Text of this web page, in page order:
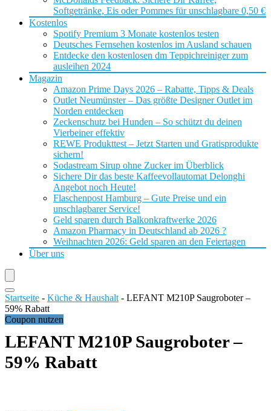
Softgetränke, Eis oder Pommes für unschlagbare 0,50 €
Kostenlos
Spotify Premium 3 Monate kostenlos testen
Deutsches Fernsehen kostenlos im Ausland schauen
Entdecke den kostenlosen dm Teppichreiniger zum
ausleihen 2024
Magazin
Amazon Prime Days 2026 – Rabatte, Tipps & Deals
Outlet Neumünster – Das größte Designer Outlet im
Norden entdecken
Zeckenschutz bei Hunden – So schützt du deinen
Vierbeiner effektiv
REWE Produkttest – Jetzt Starten und Gratisprodukte
sichern!
Sodastream Sirup ohne Zucker im Überblick
Sichere Dir das beste Kaffeevollautomat Delonghi
Angebot noch Heute!
Flaschenpost Hamburg – Gute Preise und ein
unschlagbarer Service!
Geld sparen durch Balkonkraftwerke 2026
Amazon Pharmacy in Deutschland ab 2026 ?
Weihnachten 2026: Geld sparen an den Feiertagen
Über uns
Startseite - Küche & Haushalt - LEFANT M210P Saugroboter –
59% Rabatt
Coupon nutzen
LEFANT M210P Saugroboter –
59% Rabatt